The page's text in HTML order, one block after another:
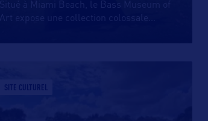
Situé à Miami Beach, le Bass Museum of
Art expose une collection colossale
SITE CULTUREL